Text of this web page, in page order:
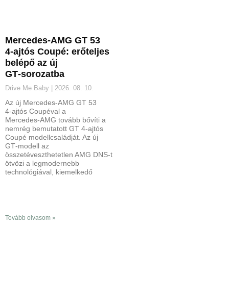
Mercedes‑AMG GT 53
4‑ajtós Coupé: erőteljes
belépő az új
GT‑sorozatba
Drive Me Baby 2026. 08. 10.
Az új Mercedes‑AMG GT 53
4‑ajtós Coupéval a
Mercedes‑AMG tovább bővíti a
nemrég bemutatott GT 4‑ajtós
Coupé modellcsaládját. Az új
GT‑modell az
összetéveszthetetlen AMG DNS‑t
ötvözi a legmodernebb
technológiával, kiemelkedő
Tovább olvasom »